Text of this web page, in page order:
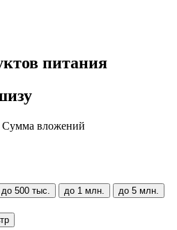
питания
Сумма вложений
до 500 тыс. до 1 млн.
до 5 млн.